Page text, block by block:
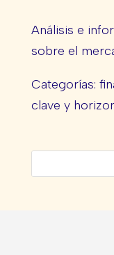
Análisis e
sobre el
Categorías:
clave y